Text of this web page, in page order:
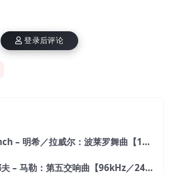
登录后评论
Charles Munch – 明希／拉威尔：波莱罗舞曲【176.4kHz／24bit】
瓦莱里·捷杰耶夫 – 马勒：第五交响曲【96kHz／24bit】